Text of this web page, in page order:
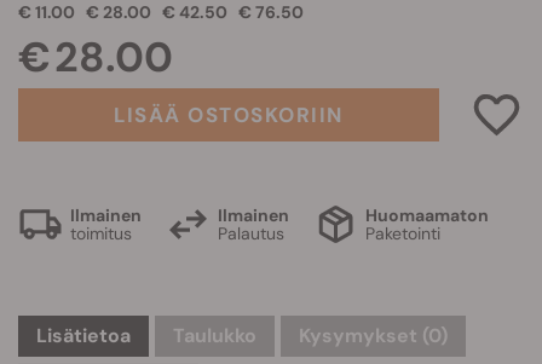
€ 11.00 € 28.00 € 42.50 € 76.50
€ 28.00
LISÄÄ OSTOSKORIIN
Ilmainen
toimitus
Ilmainen
Palautus
Huomaamaton
Paketointi
Lisätietoa Taulukko Kysymykset (0)